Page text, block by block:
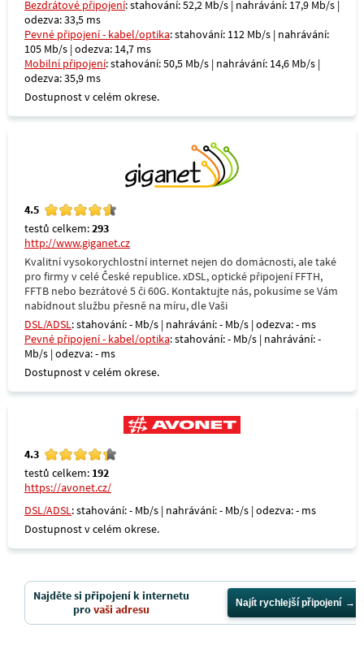
Bezdrátové připojení: stahování: 52,2 Mb/s | nahrávání: 17,9 Mb/s |
odezva: 33,5 ms
Pevné připojení - kabel/optika: stahování: 112 Mb/s | nahrávání:
105 Mb/s | odezva: 14,7 ms
Mobilní připojení: stahování: 50,5 Mb/s | nahrávání: 14,6 Mb/s |
odezva: 35,9 ms
Dostupnost v celém okrese.
4.5
testů celkem:293
http://www.giganet.cz
Kvalitní vysokorychlostní internet nejen do domácnosti, ale také
pro firmy v celé České republice. xDSL, optické připojení FFTH,
FFTB nebo bezrátové 5 či 60G. Kontaktujte nás, pokusíme se Vám
nabídnout službu přesně na míru, dle Vaši
DSL/ADSL: stahování: - Mb/s | nahrávání: - Mb/s | odezva: - ms
Pevné připojení - kabel/optika: stahování: - Mb/s | nahrávání: -
Mb/s | odezva: - ms
Dostupnost v celém okrese.
4.3
testů celkem: 192
https://avonet.cz/
DSL/ADSL: stahování: - Mb/s | nahrávání: - Mb/s | odezva: - ms
Dostupnost v celém okrese.
Najděte si připojení k internetu
provaši adresu Najít rychlejší připojení